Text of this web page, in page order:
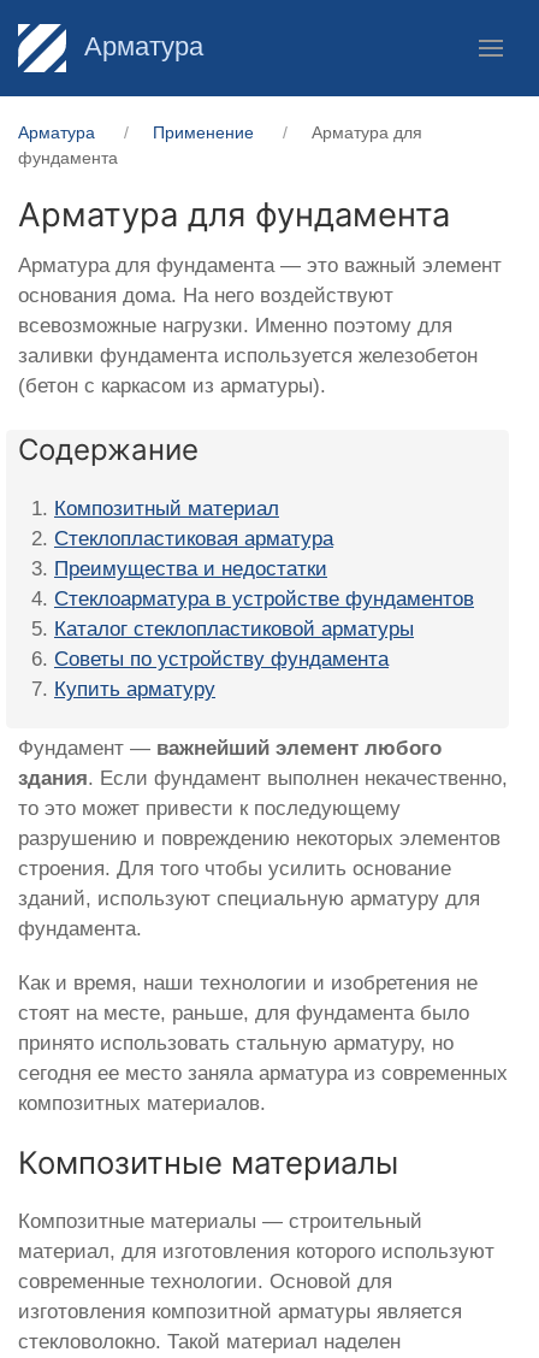
Арматура
Арматура Применение
Арматура для
фундамента
Арматура для фундамента
Арматура для фундамента — это важный элемент
основания дома. На него воздействуют
всевозможные нагрузки. Именно поэтому для
заливки фундамента используется железобетон
(бетон с каркасом из арматуры).
Содержание
Композитный материал
Стеклопластиковая арматура
Преимущества и недостатки
Стеклоарматура в устройстве фундаментов
Каталог стеклопластиковой арматуры
Советы по устройству фундамента
Купить арматуру
Фундамент — важнейший элемент любого
здания. Если фундамент выполнен некачественно,
то это может привести к последующему
разрушению и повреждению некоторых элементов
строения. Для того чтобы усилить основание
зданий, используют специальную арматуру для
фундамента.
Как и время, наши технологии и изобретения не
стоят на месте, раньше, для фундамента было
принято использовать стальную арматуру, но
сегодня ее место заняла арматура из современных
композитных материалов.
Композитные материалы
Композитные материалы — строительный
материал, для изготовления которого используют
современные технологии. Основой для
изготовления композитной арматуры является
стекловолокно. Такой материал наделен